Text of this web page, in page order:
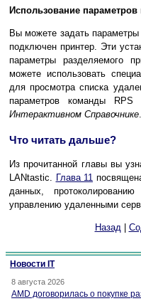
Использование
Вы можете задать параметры
подключен принтер. Эти
параметры разделяемого
можете использовать
для просмотра списка
параметров команды
Интерактивном Справочнике.
Что читать дальше?
Из прочитанной главы вы
LANtastic. Глава 11
данных,
управлению удаленными
Назад|
Новости IT
8 августа 2026
AMD договорилась о покупке